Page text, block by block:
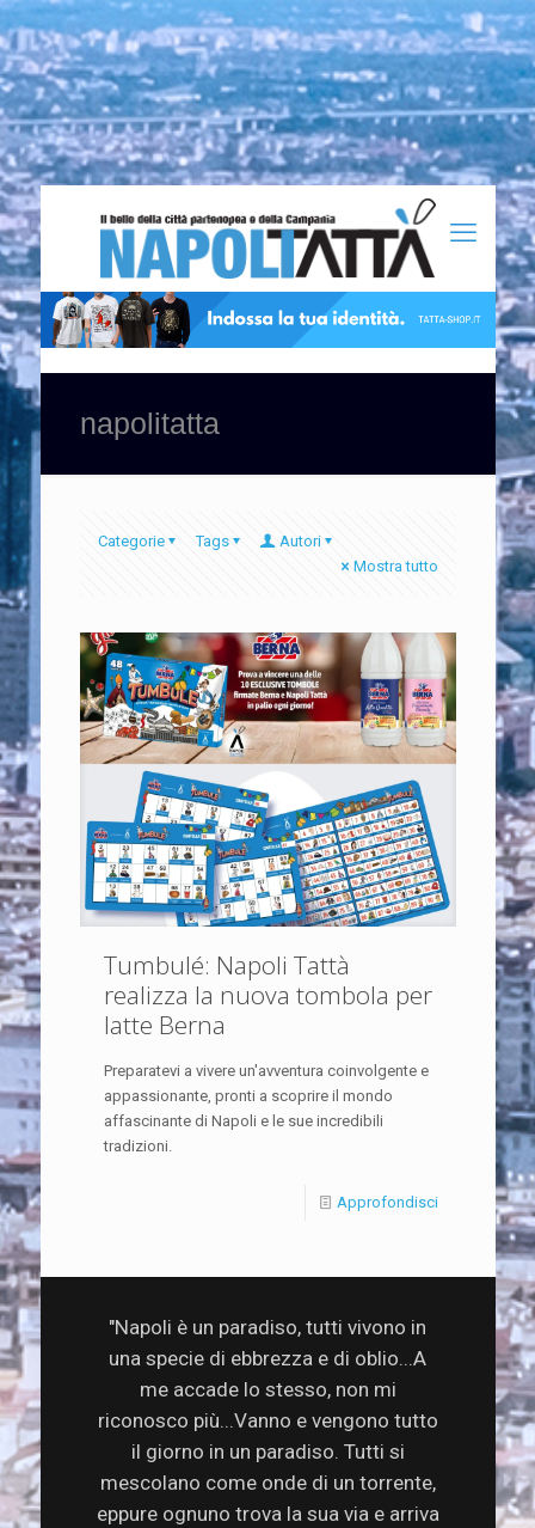
napolitatta
Categorie Tags
Autori
Mostra tutto
Tumbulé: Napoli Tattà
realizza la nuova tombola per
latte Berna
Preparatevi a vivere un'avventura coinvolgente e
appassionante, pronti a scoprire il mondo
affascinante di Napoli e le sue incredibili
tradizioni.
Approfondisci
"Napoli è un paradiso, tutti vivono in
una specie di ebbrezza e di oblio...A
me accade lo stesso, non mi
riconosco più...Vanno e vengono tutto
il giorno in un paradiso. Tutti si
mescolano come onde di un torrente,
eppure ognuno trova la sua via e arriva